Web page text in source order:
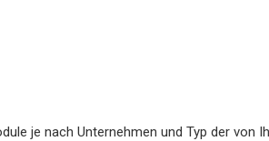
je nach Unternehmen und Typ der von